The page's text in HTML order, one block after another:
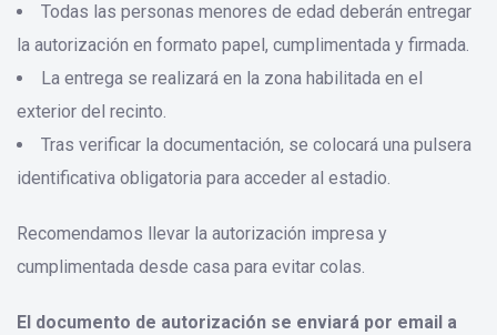
Todas las personas menores de edad deberán entregar
la autorización en formato papel, cumplimentada y firmada.
La entrega se realizará en la zona habilitada en el
exterior del recinto.
Tras verificar la documentación, se colocará una pulsera
identificativa obligatoria para acceder al estadio.
Recomendamos llevar la autorización impresa y
cumplimentada desde casa para evitar colas.
El documento de autorización se enviará por email a